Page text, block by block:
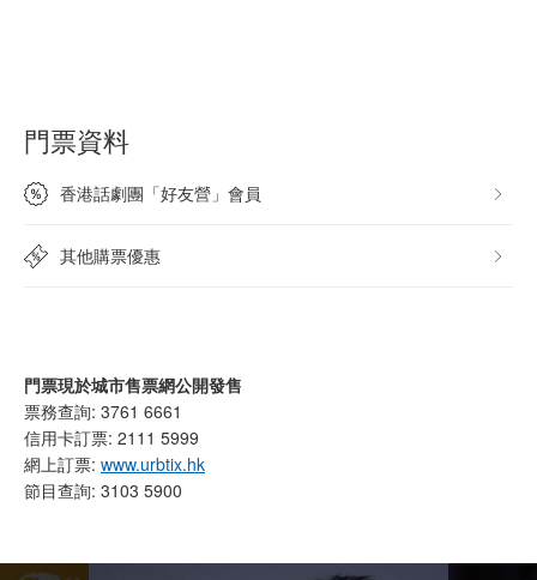
門票資料
香港話劇團「好友營」會員
其他購票優惠
門票現於城市售票網公開發售
票務查詢: 3761 6661
信用卡訂票: 2111 5999
網上訂票: www.urbtix.hk
節目查詢: 3103 5900